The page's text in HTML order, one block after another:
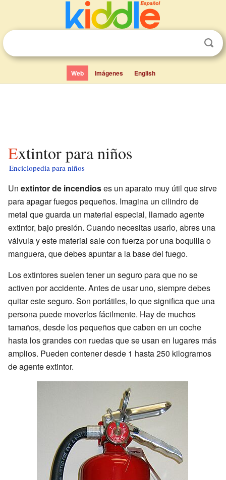
Web Imágenes English
Extintor para niños
Enciclopedia para niños
Un extintor de incendioses un aparato muy útil que sirve
para apagar fuegos pequeños. Imagina un cilindro de
metal que guarda un material especial, llamado agente
extintor, bajo presión. Cuando necesitas usarlo, abres una
válvula y este material sale con fuerza por una boquilla o
manguera, que debes apuntar a la base del fuego.
Los extintores suelen tener un seguro para que no se
activen por accidente. Antes de usar uno, siempre debes
quitar este seguro. Son portátiles, lo que significa que una
persona puede moverlos fácilmente. Hay de muchos
tamaños, desde los pequeños que caben en un coche
hasta los grandes con ruedas que se usan en lugares más
amplios. Pueden contener desde 1 hasta 250 kilogramos
de agente extintor.